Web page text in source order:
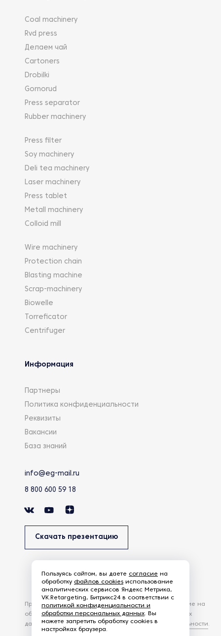
Coal machinery
Rvd press
Делаем чай
Cartoners
Drobilki
Gornorud
Press separator
Rubber machinery
Press filter
Soy machinery
Deli tea machinery
Laser machinery
Press tablet
Metall machinery
Colloid mill
Wire machinery
Protection chain
Blasting machine
Scrap-machinery
Biowelle
Torreficator
Centrifuger
Информация
Партнеры
Политика конфиденциальности
Реквизиты
Вакансии
База знаний
info@eg-mail.ru
8 800 600 59 18
Скачать презентацию
Продолжая использовать наш сайт, вы даете согласие на
обработку файлов Cookies и других пользовательских
данных, в соответствии сПолитикой конфиденциальности.
Пользуясь сайтом, вы даете согласие на
обработку файлов cookies использование
аналитических сервисов Яндекс Метрика,
VK.Retargeting, Битрикс24 в соответствии с
политикой конфиденциальности и
обработки персональных данных. Вы
можете запретить обработку cookies в
настройках браузера.